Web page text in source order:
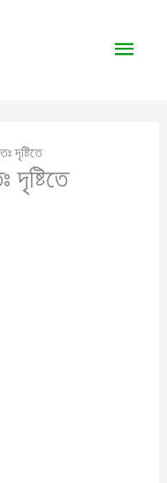
Main
দৃষ্টিতে